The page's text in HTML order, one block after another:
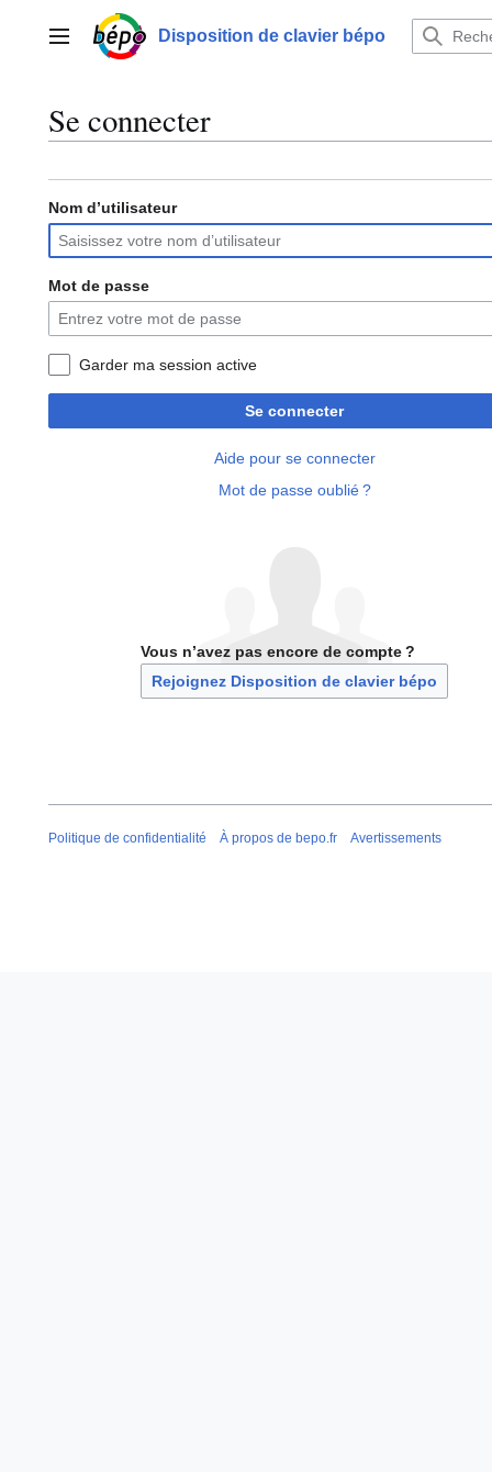
contenuMenu principalDisposition de clavier bépo
Se connecter
Nom d’utilisateur
Mot de passe
Garder ma session active
Se connecter
Aide pour se connecter
Mot de passe oublié ?
Vous n’avez pas encore de compte ?
Rejoignez Disposition de clavier bépo
Politique de confidentialité À propos de bepo.fr Avertissements